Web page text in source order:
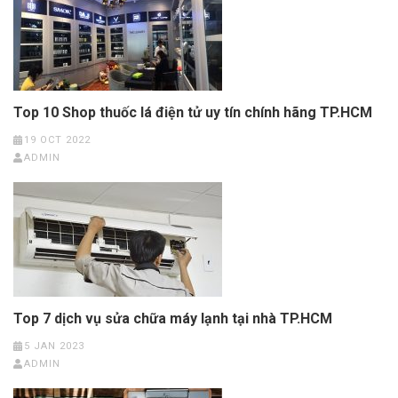
Top 10 Shop thuốc lá điện tử uy tín chính hãng TP.HCM
19 OCT 2022
ADMIN
Top 7 dịch vụ sửa chữa máy lạnh tại nhà TP.HCM
5 JAN 2023
ADMIN